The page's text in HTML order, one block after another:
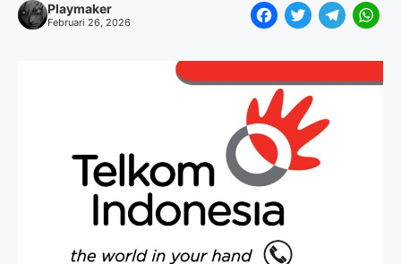
Playmaker
Februari 26, 2026
F
e
b
o
o
k
T
e
T
g
W